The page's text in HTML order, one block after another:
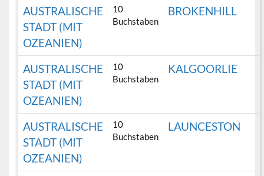
AUSTRALISCHE
STADT (MIT
OZEANIEN)
10
Buchstaben
BROKENHILL
AUSTRALISCHE
STADT (MIT
OZEANIEN)
10
Buchstaben
KALGOORLIE
AUSTRALISCHE
STADT (MIT
OZEANIEN)
10
Buchstaben
LAUNCESTON